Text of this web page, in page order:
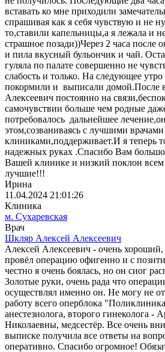
вставать ко мне приходили
спрашивая как я себя чувствую и не
то,ставили капельницы,а я лежала и
страшное позади))Через 2 часа после
и пила вкусный бульончик и чай.
гуляла по палате совершенно не
слабость и только. На следующее
покормили и выписали домой.После
Алексеевич постоянно на
самочувствии больше чем родные
потребовалось дальнейшее
этом,созваниваясь с лучшими
клиниками,поддерживает.И я теперь
надежных руках .Спасибо Вам
Вашей клинике и низкий поклон
лучшие!!!
Ирина
11.04.2024 21:01:26
Клиника
м. Сухаревская
Врач
Шкляр Алексей Алексеевич
Алексей Алексеевич - очень
провёл операцию офигенно и с
честно я очень боялась, но он сиог
Золотые руки, очень рада что
осуществлял именно он. Не могу не
работу всего оперблока
анестезиолога, второго гинеколога
Николаевны, медсестёр. Все очень
выписке получила все ответы на
оперативно. Спасибо огромное!